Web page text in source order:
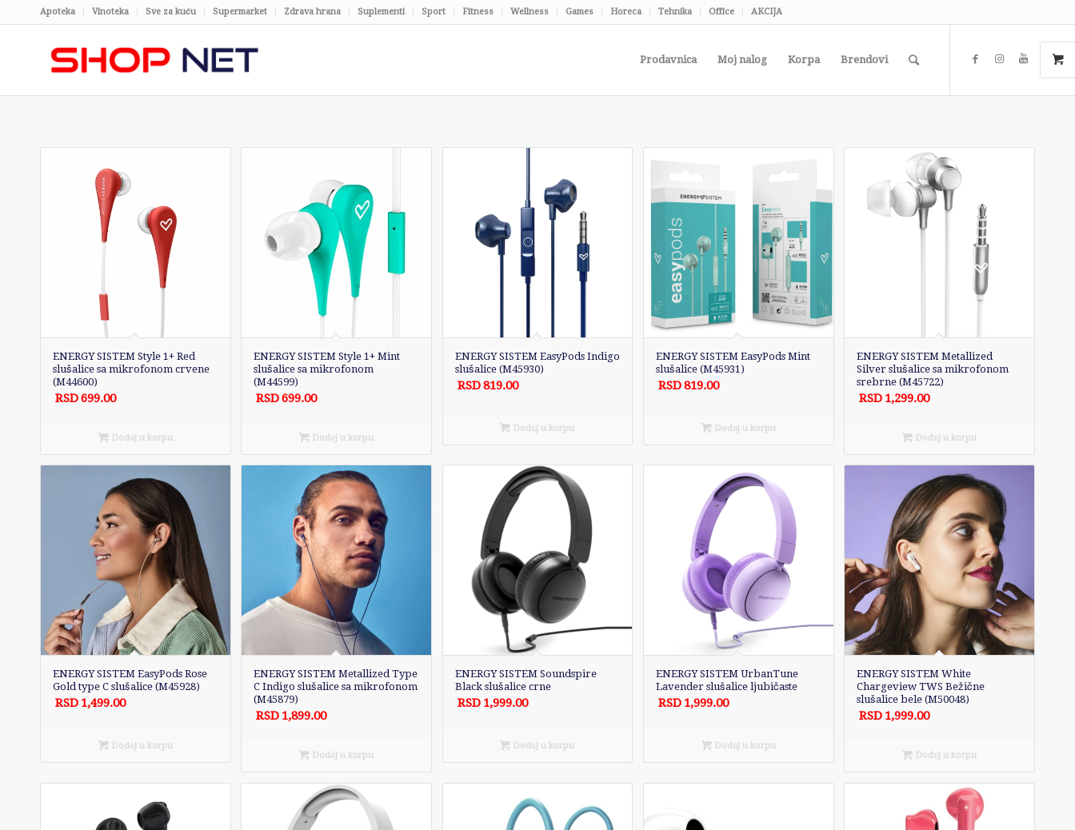
Apoteka Vinoteka Sve za kuću Supermarket Zdrava hrana Suplementi Sport Fitness Wellness Games Horeca Tehnika Office AKCIJA
Prodavnica Moj nalog Korpa Brendovi
ENERGY SISTEM Style 1+ Red
slušalice sa mikrofonom crvene
(M44600)
RSD699.00
Dodaj u korpu
ENERGY SISTEM Style 1+ Mint
slušalice sa mikrofonom
(M44599)
RSD699.00
Dodaj u korpu
ENERGY SISTEM EasyPods Indigo
slušalice (M45930)
RSD819.00
Dodaj u korpu
ENERGY SISTEM EasyPods Mint
slušalice (M45931)
RSD819.00
Dodaj u korpu
ENERGY SISTEM Metallized
Silver slušalice sa mikrofonom
srebrne (M45722)
RSD 1,299.00
Dodaj u korpu
ENERGY SISTEM EasyPods Rose
Gold type C slušalice (M45928)
RSD 1,499.00
Dodaj u korpu
ENERGY SISTEM Metallized Type
C Indigo slušalice sa mikrofonom
(M45879)
RSD 1,899.00
Dodaj u korpu
ENERGY SISTEM Soundspire
Black slušalice crne
RSD 1,999.00
Dodaj u korpu
ENERGY SISTEM UrbanTune
Lavender slušalice ljubičaste
RSD 1,999.00
Dodaj u korpu
ENERGY SISTEM White
Chargeview TWS Bežične
slušalice bele (M50048)
RSD 1,999.00
Dodaj u korpu